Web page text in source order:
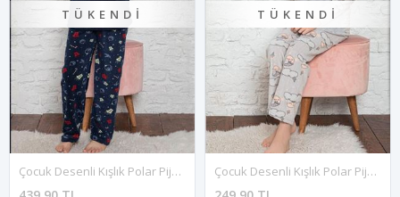
TÜKENDI
Çocuk Desenli Kışlık Polar Pijama Takımı 4C-0495
TÜKENDI
Çocuk Desenli Kışlık Polar Pijama Takımı 3E-0497